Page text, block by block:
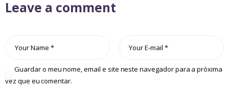
Leave a comment
Guardar o meu nome, email e site neste navegador para a próxima
vez que eu comentar.